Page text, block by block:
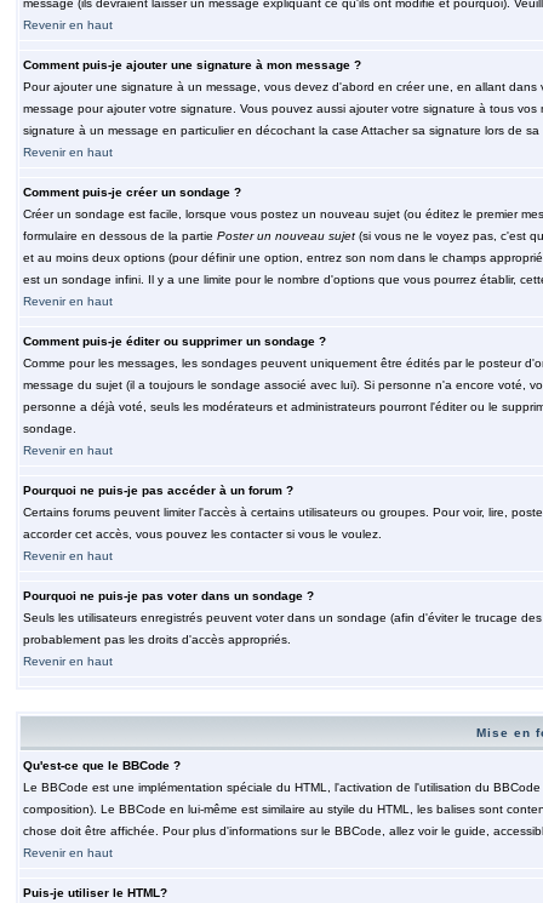
message (ils devraient laisser un message expliquant ce qu'ils ont modifié et pourquoi).
Revenir en haut
Comment puis-je ajouter une signature à mon message ?
Pour ajouter une signature à un message, vous devez d'abord en créer une, en allant
message pour ajouter votre signature. Vous pouvez aussi ajouter votre signature à tous
signature à un message en particulier en décochant la case Attacher sa signature lors de sa
Revenir en haut
Comment puis-je créer un sondage ?
Créer un sondage est facile, lorsque vous postez un nouveau sujet (ou éditez le premier
formulaire en dessous de la partie Poster un nouveau sujet(si vous ne le voyez pas, c'est
et au moins deux options (pour définir une option, entrez son nom dans le champs
est un sondage infini. Il y a une limite pour le nombre d'options que vous pourrez établir,
Revenir en haut
Comment puis-je éditer ou supprimer un sondage ?
Comme pour les messages, les sondages peuvent uniquement être édités par le posteur
message du sujet (il a toujours le sondage associé avec lui). Si personne n'a encore voté,
personne a déjà voté, seuls les modérateurs et administrateurs pourront l'éditer ou le
sondage.
Revenir en haut
Pourquoi ne puis-je pas accéder à un forum ?
Certains forums peuvent limiter l'accès à certains utilisateurs ou groupes. Pour voir, lire,
accorder cet accès, vous pouvez les contacter si vous le voulez.
Revenir en haut
Pourquoi ne puis-je pas voter dans un sondage ?
Seuls les utilisateurs enregistrés peuvent voter dans un sondage (afin d'éviter le trucage
probablement pas les droits d'accès appropriés.
Revenir en haut
Mise en
Qu'est-ce que le BBCode ?
Le BBCode est une implémentation spéciale du HTML, l'activation de l'utilisation du
composition). Le BBCode en lui-même est similaire au styile du HTML, les balises sont
chose doit être affichée. Pour plus d'informations sur le BBCode, allez voir le guide,
Revenir en haut
Puis-je utiliser le HTML?